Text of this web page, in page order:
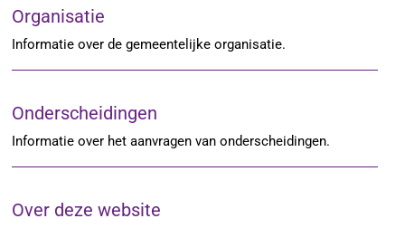
Organisatie
Informatie over de gemeentelijke organisatie.
Onderscheidingen
Informatie over het aanvragen van onderscheidingen.
Over deze website